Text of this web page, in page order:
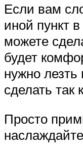
Если вам
иной пункт
можете
будет
нужно
сделать так
Просто